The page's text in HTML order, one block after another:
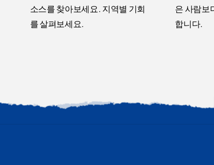
소스를 찾아보세요. 지역별 기회
를 살펴보세요.
은 사람보
합니다.